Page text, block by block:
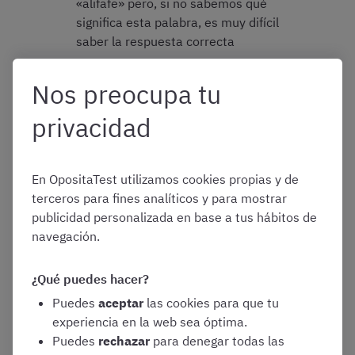
«alifafe» pero, si no sabemos qué
significa esta palabra, es muy difícil
saber la respuesta correcta
En cuanto a la evolución de los tipos de preguntas de
psicotécnicos
en los exámenes de Auxiliares de los
últimos años, observamos lo siguiente:
Sinónimos y antónimos:se mantienen 6
preguntas
Error ortográfico:
con 3 preguntas en 2024
Series: han sido más asequibles que en
exámenes anteriores y solo han incluido
series numéricas. No ha habido ninguna serie
Nos preocupa tu
privacidad
En OpositaTest utilizamos cookies propias y de
terceros para fines analíticos y para mostrar
publicidad personalizada en base a tus hábitos de
navegación.
¿Qué puedes hacer?
Puedes aceptar las cookies para que tu
experiencia en la web sea óptima.
Puedes rechazar para denegar todas las